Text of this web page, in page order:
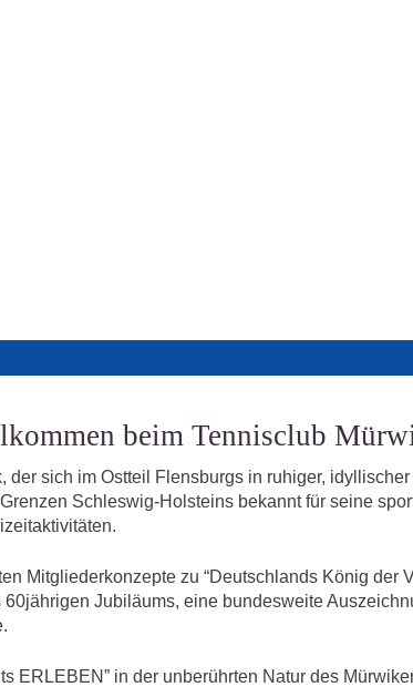
beim Tennisclub
sich im Ostteil Flensburgs in ruhiger,
Schleswig-Holsteins bekannt für seine
Mitglieder­konzepte zu “Deutschlands König der
Jubiläums, eine bundesweite
ERLEBEN” in der unberührten Natur des